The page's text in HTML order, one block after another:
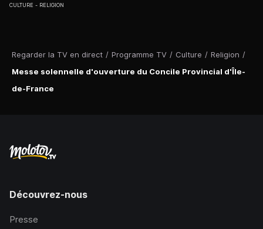
Regarder la TV en direct / Programme TV / Culture / Religion /
Messe solennelle d'ouverture du Concile Provincial d'Île-
de-France
CULTURE RELIGION
Découvrez-nous
Presse